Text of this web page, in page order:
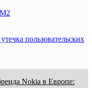
пользовательских
Nokia в Европе: